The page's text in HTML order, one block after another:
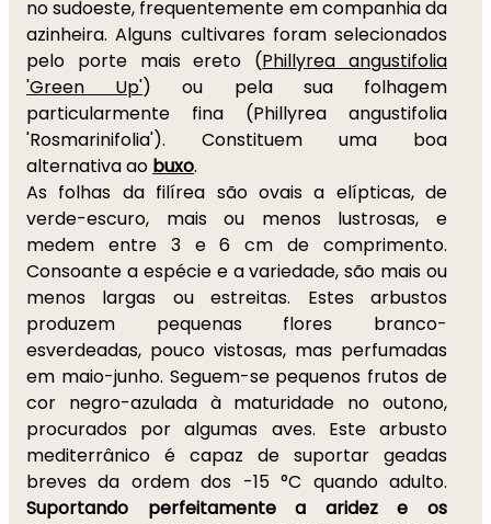
no sudoeste, frequentemente em companhia da
azinheira. Alguns cultivares foram selecionados
pelo porte mais ereto (Phillyrea angustifolia
'Green Up') ou pela sua folhagem
particularmente fina (Phillyrea angustifolia
'Rosmarinifolia'). Constituem uma boa
alternativa ao buxo.
As folhas da filírea são ovais a elípticas, de
verde-escuro, mais ou menos lustrosas, e
medem entre 3 e 6 cm de comprimento.
Consoante a espécie e a variedade, são mais ou
menos largas ou estreitas. Estes arbustos
produzem pequenas flores branco-
esverdeadas, pouco vistosas, mas perfumadas
em maio-junho. Seguem-se pequenos frutos de
cor negro-azulada à maturidade no outono,
procurados por algumas aves. Este arbusto
mediterrânico é capaz de suportar geadas
breves da ordem dos -15 °C quando adulto.
Suportando perfeitamente a aridez e os